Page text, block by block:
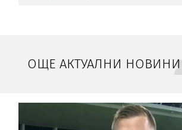
ОЩЕ АКТУАЛНИ НОВИНИ